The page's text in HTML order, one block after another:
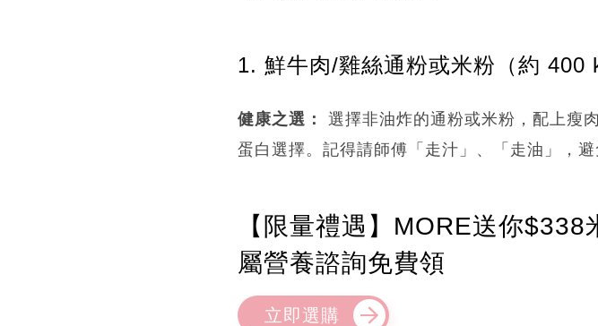
1. 鮮牛肉/雞絲通粉或米粉（約 400
健康之選：
選擇非油炸的通粉或米粉，配上瘦
蛋白選擇。記得請師傅「走汁」、「走油」，避
【限量禮遇】MORE送你
屬營養諮詢免費領
立即選購